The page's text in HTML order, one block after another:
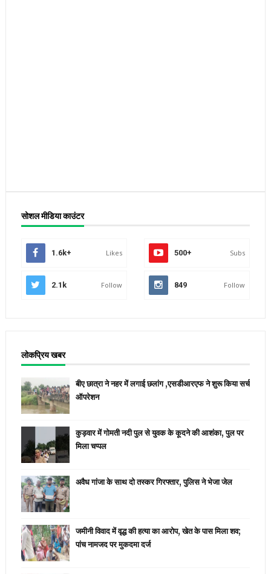
सोशल मीडिया काउंटर
1.6k+ Likes 500+ Subs
2.1k Follow 849 Follow
लोकप्रिय खबर
बीए छात्रा ने नहर में लगाई छलांग ,एसडीआरएफ ने शुरू किया सर्च
ऑपरेशन
कुड़वार में गोमती नदी पुल से युवक के कूदने की आशंका, पुल पर
मिला चप्पल
अवैध गांजा के साथ दो तस्कर गिरफ्तार, पुलिस ने भेजा जेल
जमीनी विवाद में वृद्ध की हत्या का आरोप, खेत के पास मिला शव;
पांच नामजद पर मुकदमा दर्ज